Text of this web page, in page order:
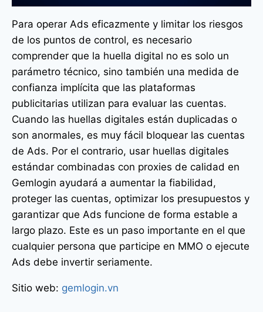
Para operar Ads eficazmente y limitar los riesgos
de los puntos de control, es necesario
comprender que la huella digital no es solo un
parámetro técnico, sino también una medida de
confianza implícita que las plataformas
publicitarias utilizan para evaluar las cuentas.
Cuando las huellas digitales están duplicadas o
son anormales, es muy fácil bloquear las cuentas
de Ads. Por el contrario, usar huellas digitales
estándar combinadas con proxies de calidad en
Gemlogin ayudará a aumentar la fiabilidad,
proteger las cuentas, optimizar los presupuestos y
garantizar que Ads funcione de forma estable a
largo plazo. Este es un paso importante en el que
cualquier persona que participe en MMO o ejecute
Ads debe invertir seriamente.
Sitio web: gemlogin.vn